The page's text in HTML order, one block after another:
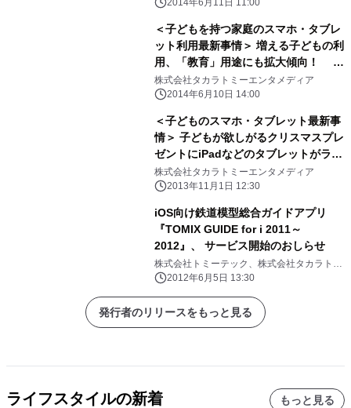
サービスで共同展開
2014年6月11日 11:00
＜子どもを持つ家庭のスマホ・タブレ
ット利用最新事情＞ 増える子どもの利
用、「教育」用途にも拡大傾向！ ～
ママも教育系サービスには有料課金も
前向き LINEからのアプリDLが台頭
株式会社タカラトミーエンタメディア
2014年6月10日 14:00
＜子どものスマホ・タブレット最新事
情＞ 子どもが欲しがるクリスマスプレ
ゼントにiPadなどのタブレットがラン
クイン
株式会社タカラトミーエンタメディア
2013年11月1日 12:30
iOS向け鉄道模型総合ガイドアプリ
『TOMIX GUIDE for i 2011～
2012』、 サービス開始のおしらせ
株式会社トミーテック、株式会社タカラトミ
ーエンタメディア
2012年6月5日 13:30
発行者のリリースをもっと見る
ライフスタイルの新着 もっと見る